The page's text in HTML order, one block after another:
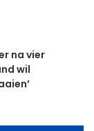
na vier
wil